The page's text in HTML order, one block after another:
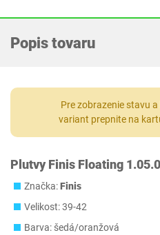
Popis tovaru
Pre zobrazenie stavu
variant prepnite na
Plutvy Finis Floating
Značka:Finis
Velikost: 39-42
Barva: šedá/oranžová